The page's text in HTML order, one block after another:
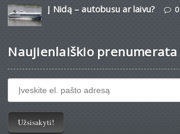
Į Nidą – autobusu ar laivu? 0
Naujienlaiškio prenumerata